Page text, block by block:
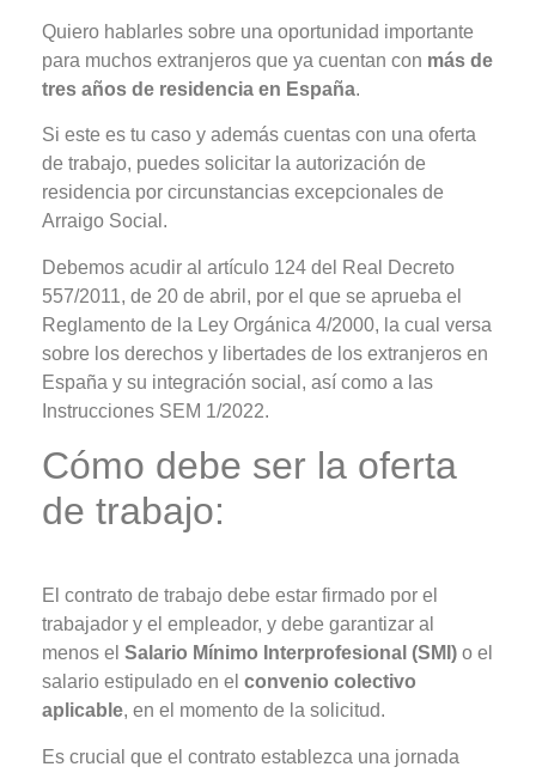
Quiero hablarles sobre una oportunidad importante
para muchos extranjeros que ya cuentan con más de
tres años de residencia en España.
Si este es tu caso y además cuentas con una oferta
de trabajo, puedes solicitar la autorización de
residencia por circunstancias excepcionales de
Arraigo Social.
Debemos acudir al artículo 124 del Real Decreto
557/2011, de 20 de abril, por el que se aprueba el
Reglamento de la Ley Orgánica 4/2000, la cual versa
sobre los derechos y libertades de los extranjeros en
España y su integración social, así como a las
Instrucciones SEM 1/2022.
Cómo debe ser la oferta
de trabajo:
El contrato de trabajo debe estar firmado por el
trabajador y el empleador, y debe garantizar al
menos el Salario Mínimo Interprofesional (SMI) o el
salario estipulado en el convenio colectivo
aplicable, en el momento de la solicitud.
Es crucial que el contrato establezca una jornada